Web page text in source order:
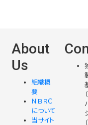
About
Us
組織概
要
ＮＢＲＣ
について
当サイト